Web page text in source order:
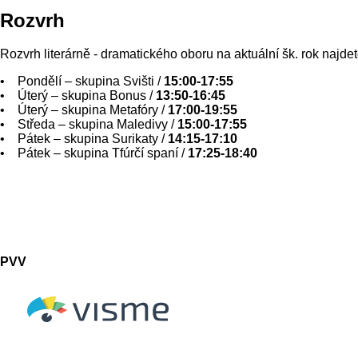
Rozvrh
Rozvrh literárně - dramatického oboru na aktuální šk. rok
• Pondělí – skupina Svišti / 15:00-17:55
• Úterý – skupina Bonus / 13:50-16:45
• Úterý – skupina Metafóry / 17:00-19:55
• Středa – skupina Maledivy / 15:00-17:55
• Pátek – skupina Surikaty / 14:15-17:10
• Pátek – skupina Tfúrčí spaní / 17:25-18:40
PVV